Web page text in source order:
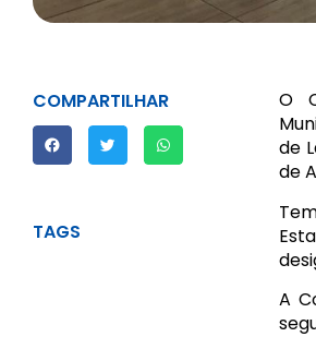
COMPARTILHAR
TAGS
O
de
de
A